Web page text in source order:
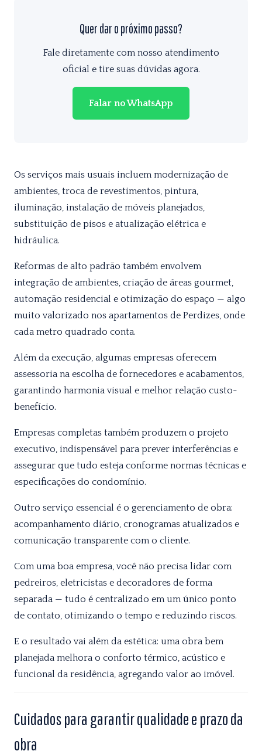
Quer dar o próximo passo?
Fale diretamente com nosso atendimento
oficial e tire suas dúvidas agora.
Falar no WhatsApp
Os serviços mais usuais incluem modernização de
ambientes, troca de revestimentos, pintura,
iluminação, instalação de móveis planejados,
substituição de pisos e atualização elétrica e
hidráulica.
Reformas de alto padrão também envolvem
integração de ambientes, criação de áreas gourmet,
automação residencial e otimização do espaço — algo
muito valorizado nos apartamentos de Perdizes, onde
cada metro quadrado conta.
Além da execução, algumas empresas oferecem
assessoria na escolha de fornecedores e acabamentos,
garantindo harmonia visual e melhor relação custo-
benefício.
Empresas completas também produzem o projeto
executivo, indispensável para prever interferências e
assegurar que tudo esteja conforme normas técnicas e
especificações do condomínio.
Outro serviço essencial é o gerenciamento de obra:
acompanhamento diário, cronogramas atualizados e
comunicação transparente com o cliente.
Com uma boa empresa, você não precisa lidar com
pedreiros, eletricistas e decoradores de forma
separada — tudo é centralizado em um único ponto
de contato, otimizando o tempo e reduzindo riscos.
E o resultado vai além da estética: uma obra bem
planejada melhora o conforto térmico, acústico e
funcional da residência, agregando valor ao imóvel.
Cuidados para garantir qualidade e prazo da
obra